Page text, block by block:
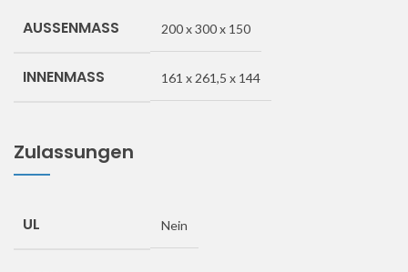
AUSSENMASS 200 x 300 x 150
INNENMASS 161 x 261,5 x 144
Zulassungen
UL Nein